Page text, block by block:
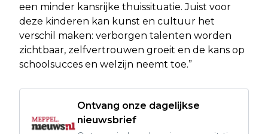
een minder kansrijke thuissituatie. Juist voor
deze kinderen kan kunst en cultuur het
verschil maken: verborgen talenten worden
zichtbaar, zelfvertrouwen groeit en de kans op
schoolsucces en welzijn neemt toe.”
Ontvang onze dagelijkse
nieuwsbrief